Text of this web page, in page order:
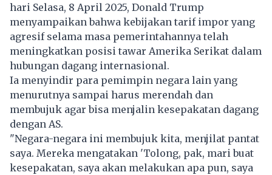
hari Selasa, 8 April 2025, Donald Trump
menyampaikan bahwa kebijakan tarif impor yang
agresif selama masa pemerintahannya telah
meningkatkan posisi tawar Amerika Serikat dalam
hubungan dagang internasional.
Ia menyindir para pemimpin negara lain yang
menurutnya sampai harus merendah dan
membujuk agar bisa menjalin kesepakatan dagang
dengan AS.
"Negara-negara ini membujuk kita, menjilat pantat
saya. Mereka mengatakan 'Tolong, pak, mari buat
kesepakatan, saya akan melakukan apa pun, saya